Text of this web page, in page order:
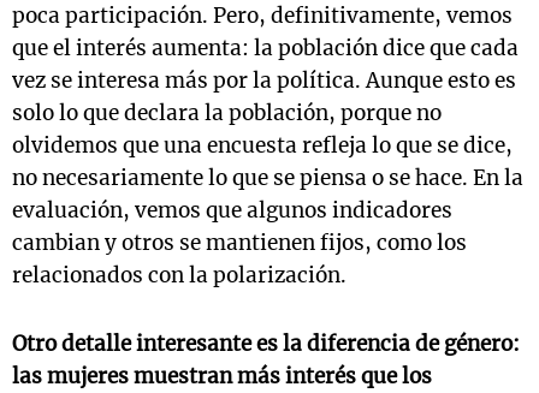
poca participación. Pero, definitivamente, vemos
que el interés aumenta: la población dice que cada
vez se interesa más por la política. Aunque esto es
solo lo que declara la población, porque no
olvidemos que una encuesta refleja lo que se dice,
no necesariamente lo que se piensa o se hace. En la
evaluación, vemos que algunos indicadores
cambian y otros se mantienen fijos, como los
relacionados con la polarización.
Otro detalle interesante es la diferencia de género:
las mujeres muestran más interés que los